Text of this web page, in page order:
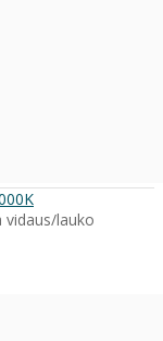
vidaus/lauko